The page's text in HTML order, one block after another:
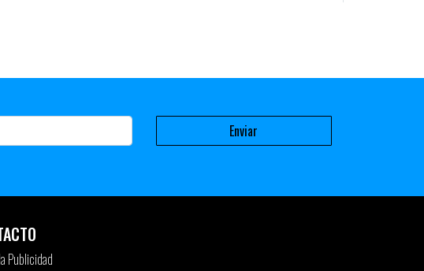
Publicidad